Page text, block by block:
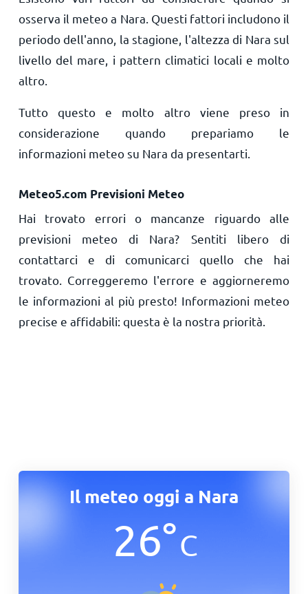
osserva il meteo a Nara. Questi fattori includono il
periodo dell'anno, la stagione, l'altezza di Nara sul
livello del mare, i pattern climatici locali e molto
altro.
Tutto questo e molto altro viene preso in
considerazione quando prepariamo le
informazioni meteo su Nara da presentarti.
Meteo5.com Previsioni Meteo
Hai trovato errori o mancanze riguardo alle
previsioni meteo di Nara? Sentiti libero di
contattarci e di comunicarci quello che hai
trovato. Correggeremo l'errore e aggiorneremo
le informazioni al più presto! Informazioni meteo
precise e affidabili: questa è la nostra priorità.
Il meteo oggi a Nara
26°C